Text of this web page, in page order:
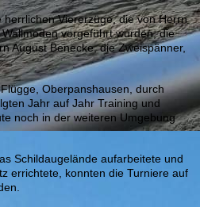
Viererzüge, die von Herrn
vorgeführt wurden, die
August Benecke, die Zweispänner,
Oberpanshausen, durch
Jahr auf Jahr Training und
noch in der weiteren Umgebung
Schildaugelände aufarbeitete und
errichtete, konnten die Turniere auf